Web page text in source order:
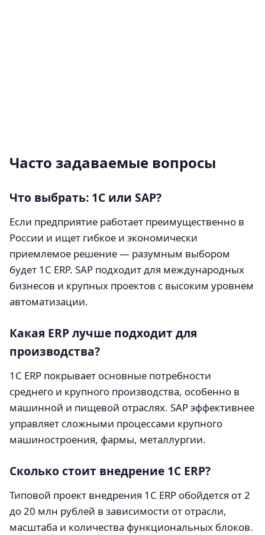
Часто задаваемые вопросы
Что выбрать: 1С или SAP?
Если предприятие работает преимущественно в
России и ищет гибкое и экономически
приемлемое решение — разумным выбором
будет 1С ERP. SAP подходит для международных
бизнесов и крупных проектов с высоким уровнем
автоматизации.
Какая ERP лучше подходит для
производства?
1С ERP покрывает основные потребности
среднего и крупного производства, особенно в
машинной и пищевой отраслях. SAP эффективнее
управляет сложными процессами крупного
машиностроения, фармы, металлургии.
Сколько стоит внедрение 1С ERP?
Типовой проект внедрения 1С ERP обойдется от 2
до 20 млн рублей в зависимости от отрасли,
масштаба и количества функциональных блоков.